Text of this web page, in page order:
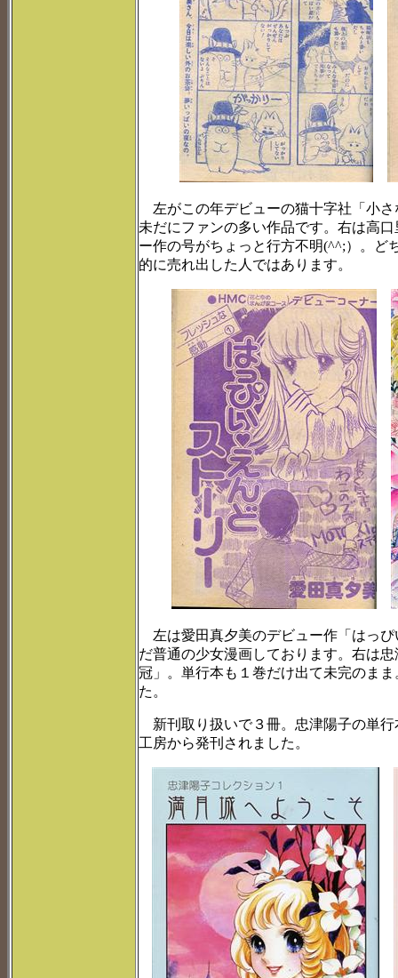
左がこの年デビューの猫十字社「小
未だにファンの多い作品です。右は高
ー作の号がちょっと行方不明(^^;）。ど
的に売れ出した人ではあります。
左は愛田真夕美のデビュー作「はっ
だ普通の少女漫画しております。右は
冠」。単行本も１巻だけ出て未完のま
た。
新刊取り扱いで３冊。忠津陽子の単
工房から発刊されました。